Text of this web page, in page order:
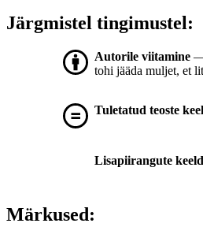
Järgmistel tingimustel:
Autorile viitamine —
tohi jääda muljet, et
Tuletatud teoste
Lisapiirangute keeld
Märkused: